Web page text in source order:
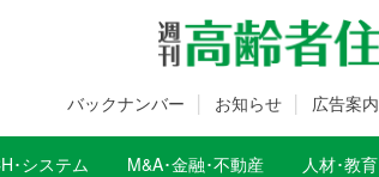
バックナンバー お知らせ 広告案内
･システム M&A･金融･不動産 人材･教育